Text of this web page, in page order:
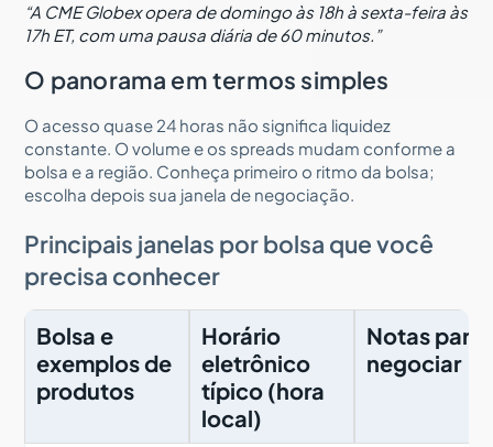
“A CME Globex opera de domingo às 18h à sexta-feira às
17h ET, com uma pausa diária de 60 minutos.”
O panorama em termos simples
O acesso quase 24 horas não significa liquidez
constante. O volume e os spreads mudam conforme a
bolsa e a região. Conheça primeiro o ritmo da bolsa;
escolha depois sua janela de negociação.
Principais janelas por bolsa que você
precisa conhecer
Bolsa e
exemplos de
produtos
Horário
eletrônico
típico (hora
local)
Notas para
negociar